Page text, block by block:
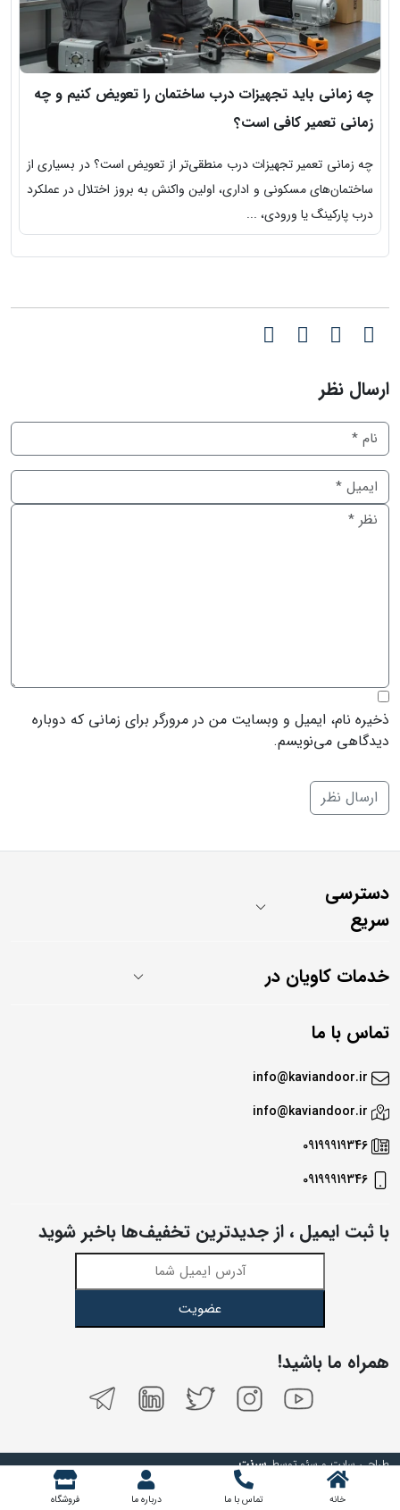
چه زمانی باید تجهیزات درب ساختمان را تعویض کنیم و چه
زمانی تعمیر کافی است؟
چه زمانی تعمیر تجهیزات درب منطقی‌تر از تعویض است؟ در بسیاری از
ساختمان‌های مسکونی و اداری، اولین واکنش به بروز اختلال در عملکرد
درب پارکینگ یا ورودی، ...
ارسال نظر
ذخیره نام، ایمیل و وبسایت من در مرورگر برای زمانی که دوباره
دیدگاهی می‌نویسم.
دسترسی
سریع
خدمات کاویان در
تماس با ما
info@kaviandoor.ir
info@kaviandoor.ir
09199919346
09199919346
با ثبت ایمیل ، از جدید‌ترین تخفیف‌ها با‌خبر شوید
عضویت
همراه ما باشید!
طراحی سایت و سئو توسطسرنت
خانه تماس با ما درباره ما فروشگاه